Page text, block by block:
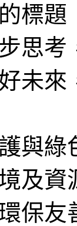
標
思考
未來
護與
及資
保友